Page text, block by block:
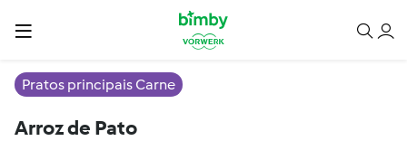
Pratos principais Carne
Arroz de Pato